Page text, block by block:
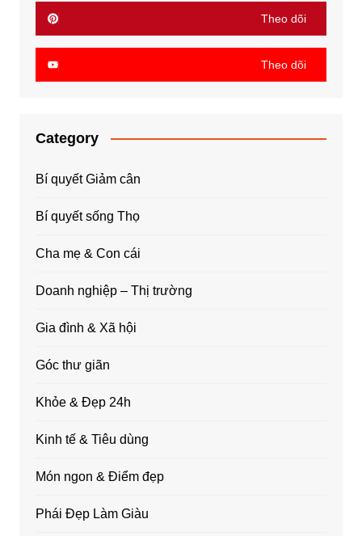
Theo dõi
Theo dõi
Category
Bí quyết Giảm cân
Bí quyết sống Thọ
Cha mẹ & Con cái
Doanh nghiệp – Thị trường
Gia đình & Xã hội
Góc thư giãn
Khỏe & Đẹp 24h
Kinh tế & Tiêu dùng
Món ngon & Điểm đẹp
Phái Đẹp Làm Giàu